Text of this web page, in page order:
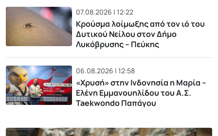
07.08.2026 | 12:22
Κρούσμα λοίμωξης από τον ιό του
Δυτικού Νείλου στον Δήμο
Λυκόβρυσης – Πεύκης
06.08.2026 | 12:58
«Χρυσή» στην Ινδονησία η Μαρία –
Ελένη Εμμανουηλίδου του Α.Σ.
Taekwondo Παπάγου